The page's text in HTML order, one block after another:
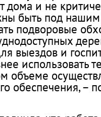
дома и не
быть под
подворовые
выездов и
использовать
объеме
обеспечения, –